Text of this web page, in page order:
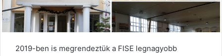
2019-ben is megrendeztük a FISE legnagyobb